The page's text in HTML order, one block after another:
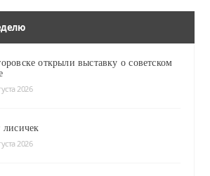
открыли выставку о советском
2026
лисичек
2026